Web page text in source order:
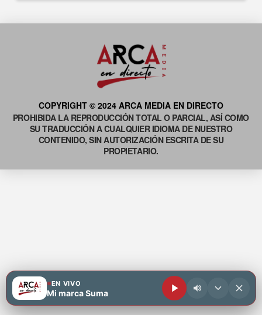
COPYRIGHT © 2024 ARCA MEDIA EN DIRECTO
PROHIBIDA LA REPRODUCCIÓN TOTAL O PARCIAL, ASÍ COMO
SU TRADUCCIÓN A CUALQUIER IDIOMA DE NUESTRO
CONTENIDO, SIN AUTORIZACIÓN ESCRITA DE SU
PROPIETARIO.
EN VIVO
Mi marca Suma